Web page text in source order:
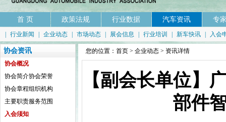
首 页 政策法规 行业数据 汽车资讯 专
行业新闻 企业动态 市场动态 展会信息 行业培训 新车快讯 入会
协会资讯
协会概况
协会简介协会荣誉
协会章程组织机构
主要职责服务范围
入会须知
您的位置： 首页 > 企业动态 > 资讯详情
【副会长单位】
部件